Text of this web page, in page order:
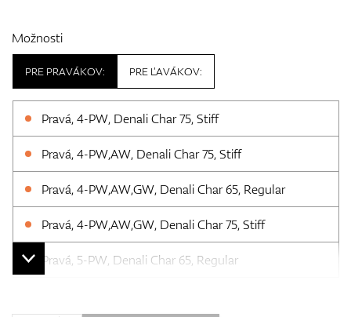
Darčekové poukážky
Možnosti
PRE PRAVÁKOV:
Pravá, 4-PW, Denali Char 75, Stiff
Pravá, 4-PW,AW, Denali Char 75, Stiff
Pravá, 4-PW,AW,GW, Denali Char 65, Regular
Pravá, 4-PW,AW,GW, Denali Char 75, Stiff
Pravá, 5-PW, Denali Char 65, Regular
PRE ĽAVÁKOV: